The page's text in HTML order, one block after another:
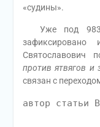
«судины».
Уже под 983
Святославович
против ятвягов и
связан с
автор статьи